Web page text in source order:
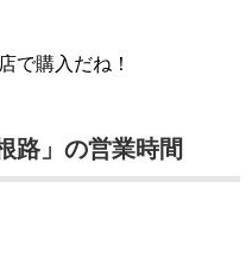
で購入だね！
路」の営業時間